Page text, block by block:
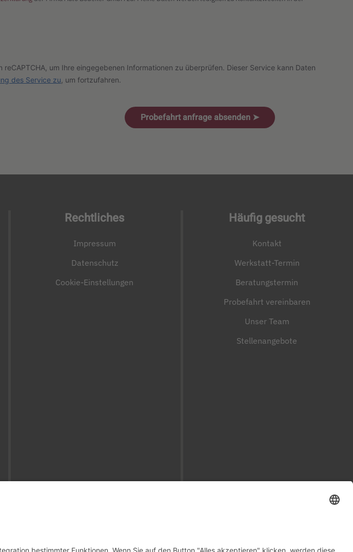
reCAPTCHA, um Ihre eingegebenen Informationen zu überprüfen. Dieser Service kann Daten
des Service zu , um fortzufahren.
Probefahrt anfrage absenden ➤
Rechtliches
Impressum
Datenschutz
Cookie-Einstellungen
Häufig gesucht
Kontakt
Werkstatt-Termin
Beratungstermin
Probefahrt vereinbaren
Unser Team
Stellenangebote